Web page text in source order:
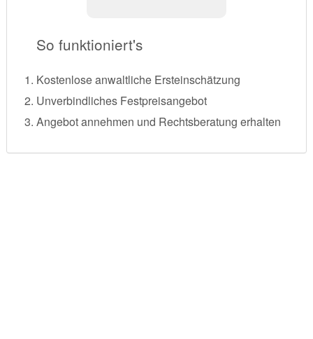
So funktioniert's
Kostenlose anwaltliche Ersteinschätzung
Unverbindliches Festpreisangebot
Angebot annehmen und Rechtsberatung erhalten